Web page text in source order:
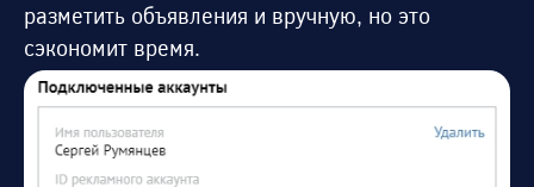
разметить объявления и вручную, но это
сэкономит время.